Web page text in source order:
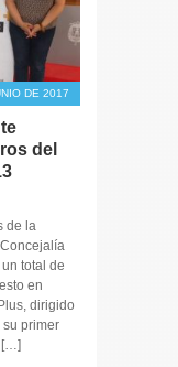
DE 2017
del
de la
total de
en
dirigido
primer
[…]